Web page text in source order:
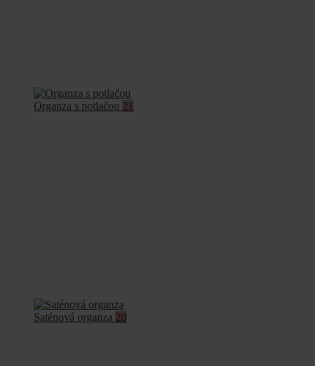
Organza s potlačou 21
Saténová organza 20